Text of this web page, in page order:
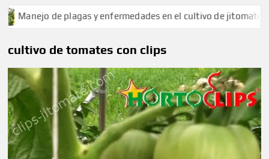
de plagas y enfermedades en el cultivo de jitomate
cultivo de tomates con clips